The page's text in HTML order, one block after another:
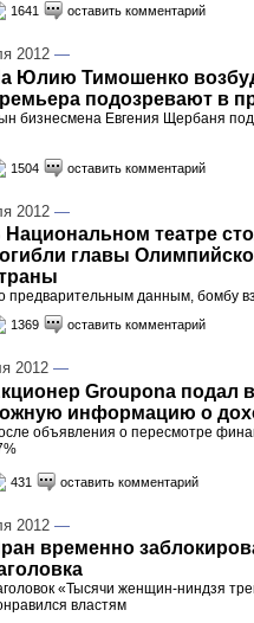
1641 оставить комментарий
2012 —
Юлию Тимошенко
подозревают в
бизнесмена Евгения Щербаня
1504 оставить комментарий
2012 —
Национальном театре
главы
предварительным данным, бомбу
1369 оставить комментарий
2012 —
Grouponа подал
информацию о
объявления о пересмотре
431 оставить комментарий
2012 —
временно
«Тысячи женщин-ниндзя
властям